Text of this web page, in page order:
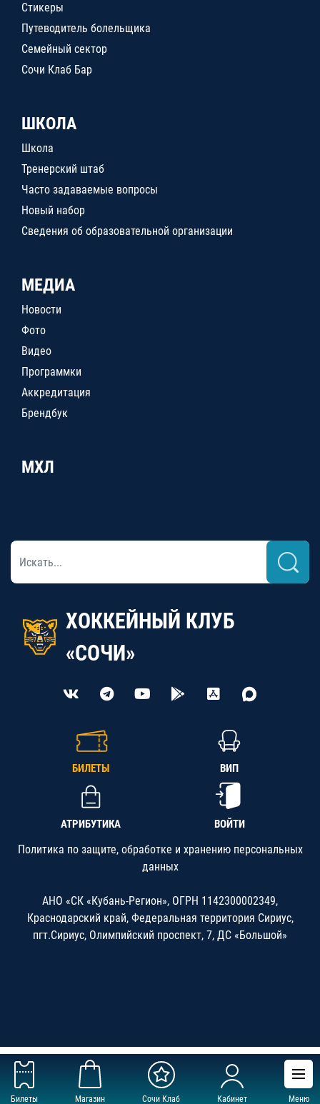
Билеты Магазин Сочи Клаб Кабинет Меню
Стикеры
Путеводитель болельщика
Семейный сектор
Сочи Клаб Бар
ШКОЛА
Школа
Тренерский штаб
Часто задаваемые вопросы
Новый набор
Сведения об образовательной организации
МЕДИА
Новости
Фото
Видео
Программки
Аккредитация
Брендбук
МХЛ
ХОККЕЙНЫЙ КЛУБ
«СОЧИ»
БИЛЕТЫ ВИП
АТРИБУТИКА ВОЙТИ
Политика по защите, обработке и хранению персональных
данных
АНО «СК «Кубань-Регион», ОГРН 1142300002349,
Краснодарский край, Федеральная территория Сириус,
пгт.Сириус, Олимпийский проспект, 7, ДС «Большой»